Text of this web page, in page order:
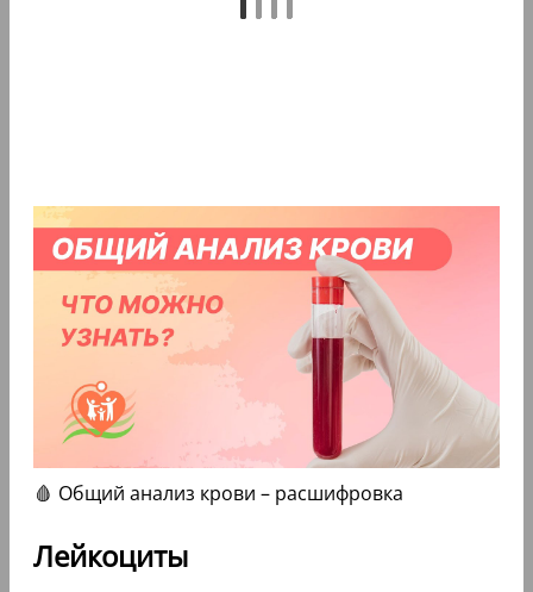
🩸 Общий анализ крови – расшифровка
Лейкоциты